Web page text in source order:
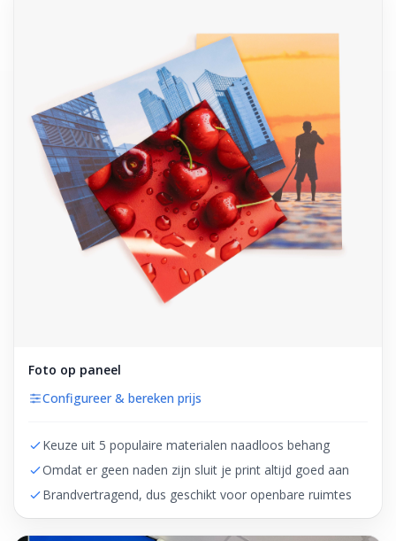
Foto op paneel
Configureer & bereken prijs
Keuze uit 5 populaire materialen naadloos behang
Omdat er geen naden zijn sluit je print altijd goed aan
Brandvertragend, dus geschikt voor openbare ruimtes